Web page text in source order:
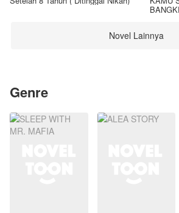
Novel Lainnya
Genre